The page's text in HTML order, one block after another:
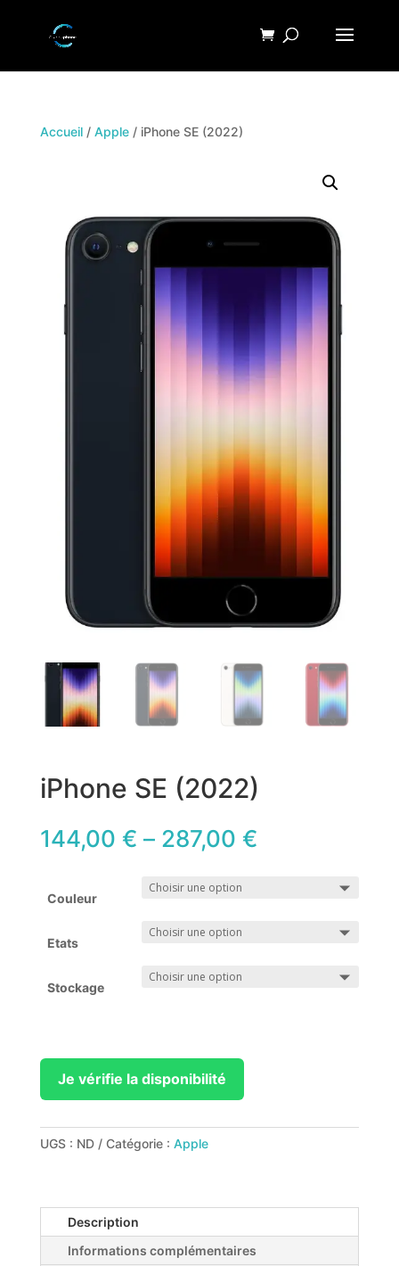
Accueil/ Apple/ iPhone SE (2022)
iPhone SE (2022)
144,00 € – 287,00 €
Couleur
Etats
Stockage
Je vérifie la disponibilité
UGS : ND Catégorie : Apple
Description
Informations complémentaires